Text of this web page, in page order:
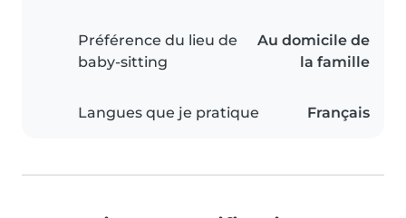
Préférence du lieu de
baby-sitting
Au domicile de
la famille
Langues que je pratique Français